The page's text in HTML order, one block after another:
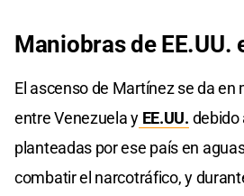
Maniobras de EE.UU.
El ascenso de Martínez se da en
entre Venezuela yEE.UU. debido
planteadas por ese país en
combatir el narcotráfico, y